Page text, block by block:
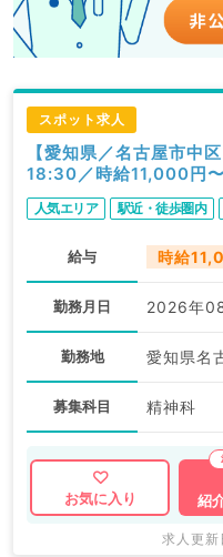
スポット求人
【愛知県／名古屋市
18:30／時給11,000円
人気エリア 駅近・徒歩圏内
給与 時給
勤務月日 2026年
勤務地 愛知県名
募集科目 精神科
お気に入り
紹
求人更